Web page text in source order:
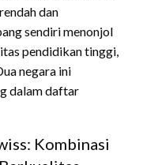
dan
sendiri menonjol
pendidikan tinggi,
negara ini
dalam daftar
Kombinasi